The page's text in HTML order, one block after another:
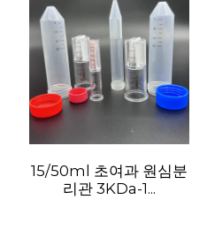
15/50ml 초여과 원심분
리관 3KDa-1...